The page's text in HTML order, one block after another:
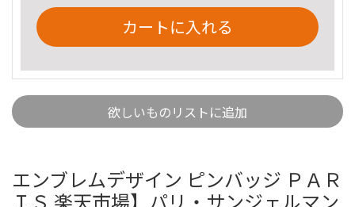
カートに入れる
欲しいものリストに追加
エンブレムデザイン ピンバッジ ＰＡＲ
ＩＳ 楽天市場】パリ・サンジェルマン